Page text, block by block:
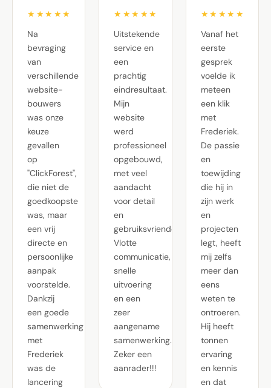
★★★★★
Na
bevraging
van
verschillende
website-
bouwers
was onze
keuze
gevallen
op
"ClickForest",
die niet de
goedkoopste
was, maar
een vrij
directe en
persoonlijke
aanpak
voorstelde.
Dankzij
een goede
samenwerking
met
Frederiek
was de
lancering
★★★★★
Uitstekende
service en
een
prachtig
eindresultaat.
Mijn
website
werd
professioneel
opgebouwd,
met veel
aandacht
voor detail
en
gebruiksvriendelijkheid.
Vlotte
communicatie,
snelle
uitvoering
en een
zeer
aangename
samenwerking.
Zeker een
aanrader!!!
★★★★★
Vanaf het
eerste
gesprek
voelde ik
meteen
een klik
met
Frederiek.
De passie
en
toewijding
die hij in
zijn werk
en
projecten
legt, heeft
mij zelfs
meer dan
eens
weten te
ontroeren.
Hij heeft
tonnen
ervaring
en kennis
en dat